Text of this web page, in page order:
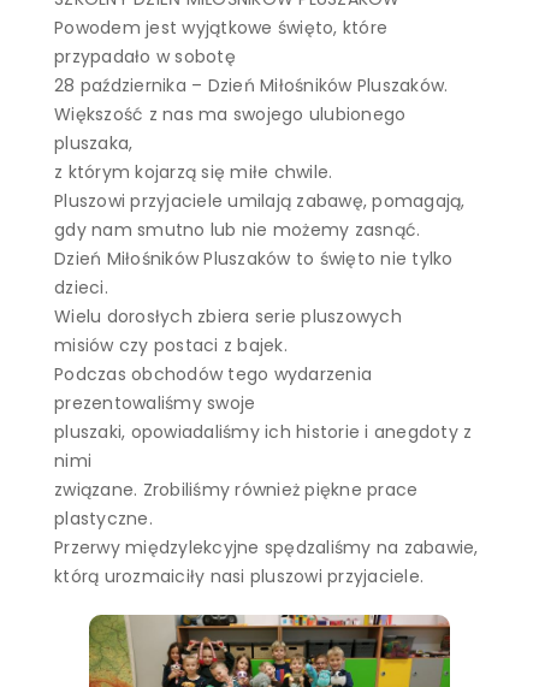
Powodem jest wyjątkowe święto, które
przypadało w sobotę
28 października – Dzień Miłośników Pluszaków.
Większość z nas ma swojego ulubionego
pluszaka,
z którym kojarzą się miłe chwile.
Pluszowi przyjaciele umilają zabawę, pomagają,
gdy nam smutno lub nie możemy zasnąć.
Dzień Miłośników Pluszaków to święto nie tylko
dzieci.
Wielu dorosłych zbiera serie pluszowych
misiów czy postaci z bajek.
Podczas obchodów tego wydarzenia
prezentowaliśmy swoje
pluszaki, opowiadaliśmy ich historie i anegdoty z
nimi
związane. Zrobiliśmy również piękne prace
plastyczne.
Przerwy międzylekcyjne spędzaliśmy na zabawie,
którą urozmaiciły nasi pluszowi przyjaciele.